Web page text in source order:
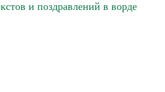
и поздравлений в ворде